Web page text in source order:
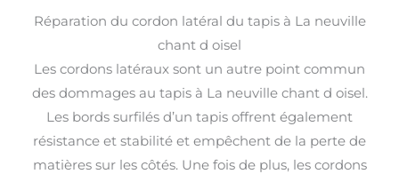
Réparation du cordon latéral du tapis à La neuville
chant d oisel
Les cordons latéraux sont un autre point commun
des dommages au tapis à La neuville chant d oisel.
Les bords surfilés d’un tapis offrent également
résistance et stabilité et empêchent de la perte de
matières sur les côtés. Une fois de plus, les cordons